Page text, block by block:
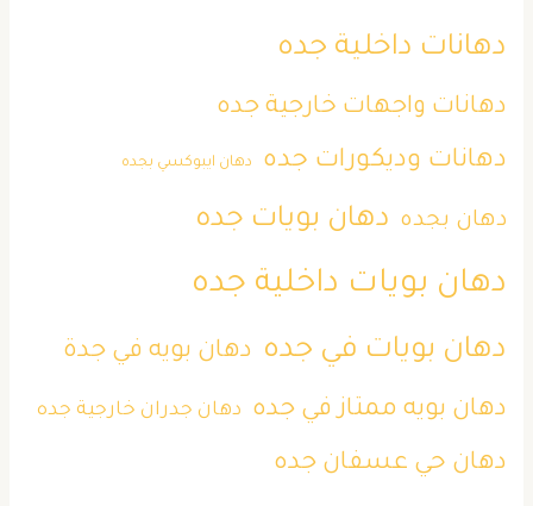
دهانات داخلية جده
دهانات واجهات خارجية جده
دهانات وديكورات جده
دهان ايبوكسي بجده
دهان بجده دهان بويات جده
دهان بويات داخلية جده
دهان بويات في جده دهان بويه في جدة
دهان بويه ممتاز في جده دهان جدران خارجية جده
دهان حي عسفان جده